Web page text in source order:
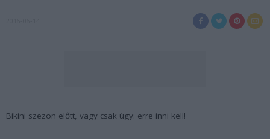
Bikini szezon előtt, vagy csak úgy: erre inni kell!